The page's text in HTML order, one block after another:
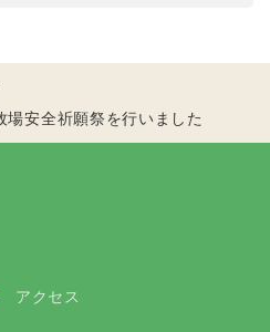
安全祈願祭を行いました
アクセス